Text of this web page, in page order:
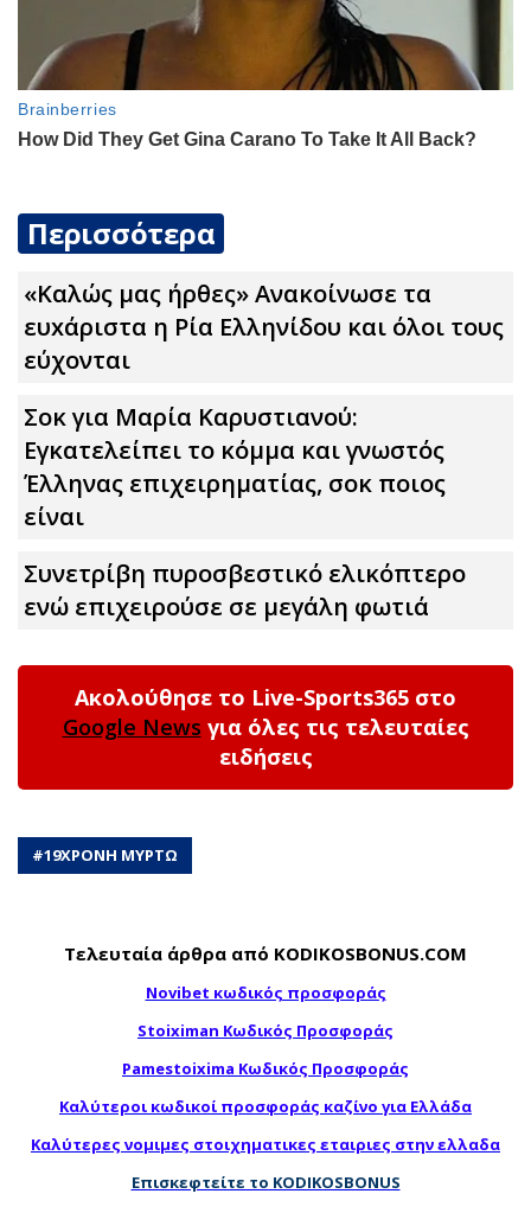
Περισσότερα
«Καλώς μας ήρθες» Ανακοίνωσε τα
ευxάριστα η Ρία Ελληνίδου και όλοι τους
εύχονται
Σoκ για Μαρία Καρυστιανού:
Εγκατελείπει το κόμμα και γνωστός
Έλληνας επιχειρηματίας, σoκ ποιος
είναι
Συνετρίβη πυροσβεστικό ελικόπτερο
ενώ επιχειρούσε σε μεγάλη φωτιά
Ακολούθησε το Live-Sports365 στο
Google News για όλες τις τελευταίες
ειδήσεις
#19ΧΡΟΝΗ ΜΥΡΤΩ
Τελευταία άρθρα από KODIKOSBONUS.COM
Novibet κωδικός προσφοράς
Stoiximan Κωδικός Προσφοράς
Pamestoixima Κωδικός Προσφοράς
Καλύτεροι κωδικοί προσφοράς καζίνο για Ελλάδα
Καλύτερες νομιμες στοιχηματικες εταιριες στην ελλαδα
Επισκεφτείτε το KODIKOSBONUS